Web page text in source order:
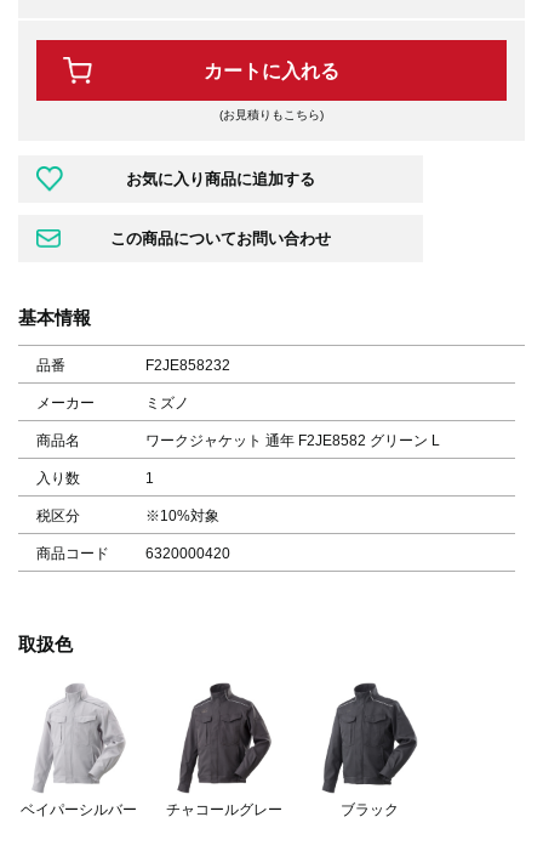
カートに入れる
(お見積りもこちら)
基本情報
品番 F2JE858232
メーカー ミズノ
商品名 ワークジャケット 通年 F2JE8582 グリーン L
入り数 1
税区分 ※10%対象
商品コード 6320000420
取扱色
ベイパーシルバー チャコールグレー ブラック